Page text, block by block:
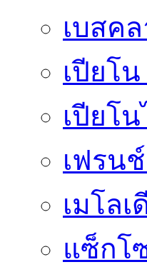
เบสค
เปียโน
เปียโ
เฟรน
เมโลเ
แซ็กโ